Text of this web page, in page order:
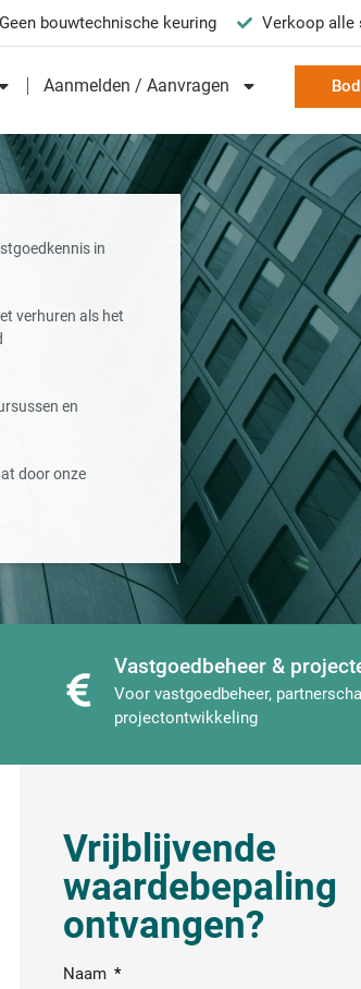
Geen bouwtechnische keuring Verkoop alle
Aanmelden / Aanvragen
in
verhuren als het
en
door onze
Vastgoedbeheer &
Voor vastgoedbeheer,
projectontwikkeling
Vrijblijvende
waardebepaling
ontvangen?
Naam